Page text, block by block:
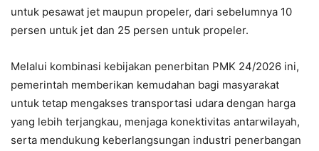
untuk pesawat jet maupun propeler, dari sebelumnya 10
persen untuk jet dan 25 persen untuk propeler.
Melalui kombinasi kebijakan penerbitan PMK 24/2026 ini,
pemerintah memberikan kemudahan bagi masyarakat
untuk tetap mengakses transportasi udara dengan harga
yang lebih terjangkau, menjaga konektivitas antarwilayah,
serta mendukung keberlangsungan industri penerbangan